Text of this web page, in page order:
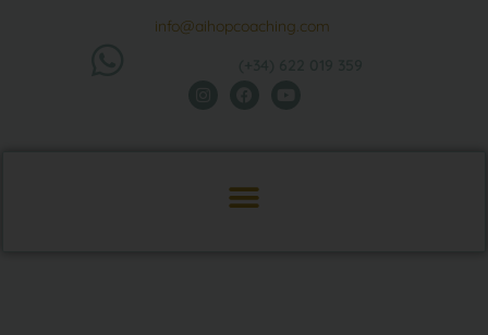
info@aihopcoaching.com